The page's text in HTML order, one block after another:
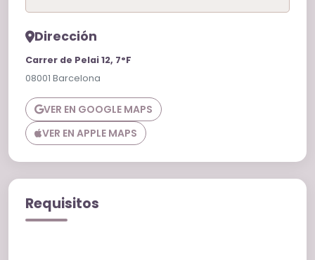
Dirección
Carrer de Pelai 12, 7°F
08001 Barcelona
VER EN GOOGLE MAPS
VER EN APPLE MAPS
Requisitos